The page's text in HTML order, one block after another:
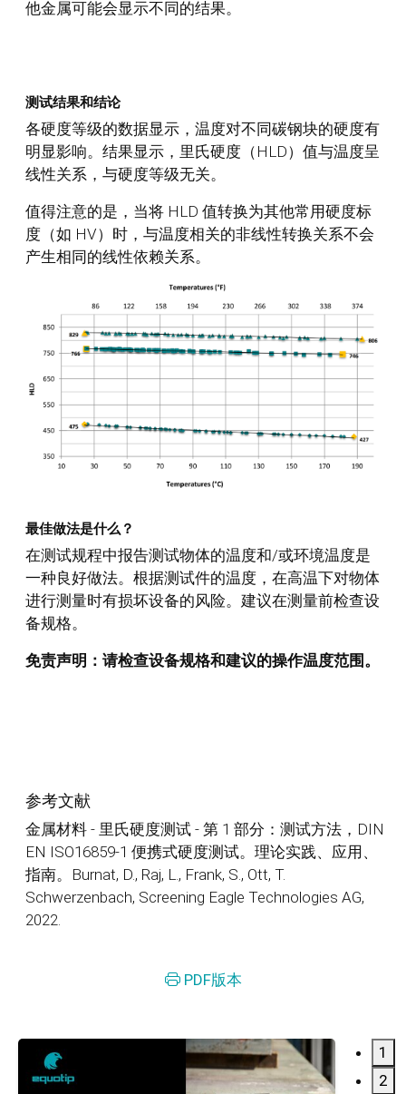
他金属可能会显示不同的结果。
测试结果和结论
各硬度等级的数据显示，温度对不同碳钢块的硬度有
明显影响。结果显示，里氏硬度（HLD）值与温度呈
线性关系，与硬度等级无关。
值得注意的是，当将 HLD 值转换为其他常用硬度标
度（如 HV）时，与温度相关的非线性转换关系不会
产生相同的线性依赖关系。
最佳做法是什么？
在测试规程中报告测试物体的温度和/或环境温度是
一种良好做法。根据测试件的温度，在高温下对物体
进行测量时有损坏设备的风险。建议在测量前检查设
备规格。
免责声明：请检查设备规格和建议的操作温度范围。
参考文献
金属材料 - 里氏硬度测试 - 第 1 部分：测试方法，DIN
EN ISO16859-1 便携式硬度测试。理论实践、应用、
指南。Burnat, D., Raj, L., Frank, S., Ott, T.
Schwerzenbach, Screening Eagle Technologies AG,
2022.
PDF版本
1
2